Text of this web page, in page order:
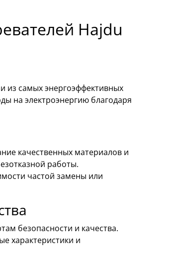
Hajdu
из самых энергоэффективных
на электроэнергию благодаря
качественных материалов и
работы.
частой замены или
безопасности и качества.
характеристики и